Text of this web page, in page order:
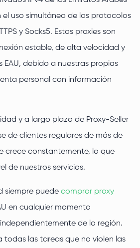
el uso simultáneo de los protocolos
y Socks5. Estos proxies son
estable, de alta velocidad y
EAU, debido a nuestras propias
personal con información
y a largo plazo de Proxy-Seller
de clientes regulares de más de
crece constantemente, lo que
de nuestros servicios.
siempre puede comprar proxy
en cualquier momento
de la región.
todas las tareas que no violen las